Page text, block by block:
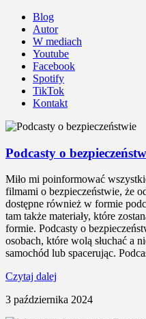
Blog
Autor
W mediach
Youtube
Facebook
Spotify
TikTok
Kontakt
Podcasty o
Miło mi poinformować
filmami o bezpieczeństwie, że
dostępne również w formie
tam także materiały, które
formie. Podcasty o
osobach, które wolą słuchać a
samochód lub spacerując.
Czytaj dalej
3 października 2024